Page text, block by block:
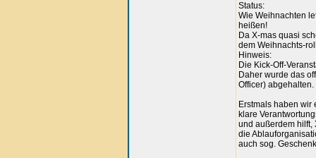
Status:
Wie Weihnachten
heißen!
Da X-mas quasi
dem Weihnachts-
Hinweis:
Die Kick-Off-
Daher wurde das
Officer) abgehalten.
Erstmals haben
klare
und außerdem hilft,
die
auch sog.